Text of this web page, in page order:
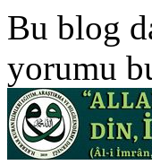
Bu blog
yorumu